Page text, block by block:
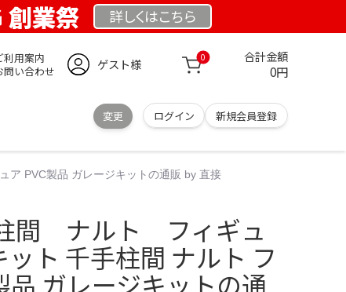
創業祭 詳しくはこちら
利用案内
問い合わせ
ゲスト様 0 合計金額
0円
変更 ログイン 新規会員登録
PVC製品 ガレージキットの通販 by 直接
間 ナルト フィギュ
ト 千手柱間 ナルト フ
品 ガレージキットの通